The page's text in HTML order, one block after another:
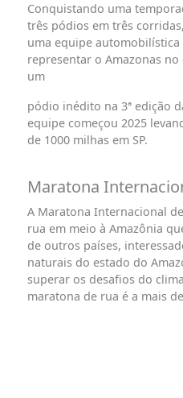
Conquistando uma
três pódios em três
uma equipe
representar o Amazonas
um
pódio inédito na 3ª edição
equipe começou 2025
de 1000 milhas em SP.
Maratona
A Maratona Internacional
rua em meio à Amazônia
de outros países,
naturais do estado do
superar os desafios do
maratona de rua é a mais